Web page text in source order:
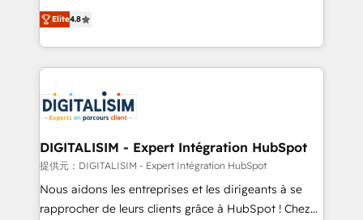
CRM, Solutions Architecture, Onboarding , Data
Migration, Custom Integration & Platform
team of 25+ experts Contact us today to help you
get more from your investment in HubSpot.
HubSpot CRM Partner offering you a roadmap on
maximizing EBITDA and achieving Commercial
Excellence. With our targeted processes, we
strengthen your digital transformation and minimize
Implementation partner, we provide expertise to
drive your business forward. Since 2015 we are fully
dedicated to HubSpot and with an experienced
team (50+), we work with reputable companies in
B2B sectors such as manufacturing, SaaS and
business services. We prepare a customized
Elite4.8
DIGITALISIM - Expert Intégration HubSpot
提供元：DIGITALISIM - Expert Intégration HubSpot
Nous aidons les entreprises et les dirigeants à se
rapprocher de leurs clients grâce à HubSpot ! Chez